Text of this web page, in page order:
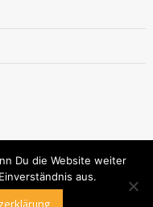
MysteryThemes
Du die Website weiter
aus.